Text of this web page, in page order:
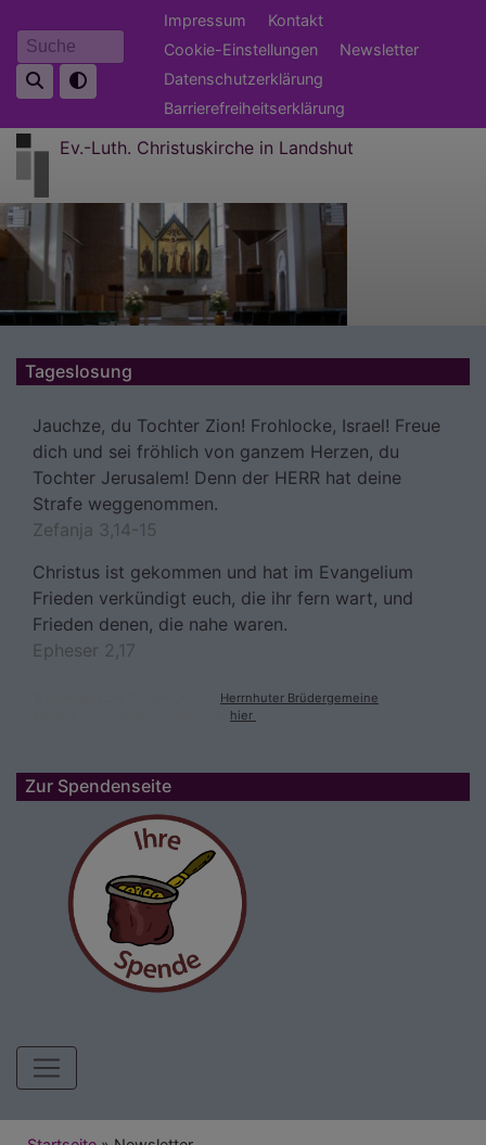
zum
Inhalt
Suche
Fußbereichsmenü
Impressum
Kontakt
Cookie-Einstellungen
Newsletter
Datenschutzerklärung
Barrierefreiheitserklärung
Ev.-Luth. Christuskirche in Landshut
Tageslosung
Jauchze, du Tochter Zion! Frohlocke, Israel! Freue
dich und sei fröhlich von ganzem Herzen, du
Tochter Jerusalem! Denn der HERR hat deine
Strafe weggenommen.
Zefanja 3,14-15
Christus ist gekommen und hat im Evangelium
Frieden verkündigt euch, die ihr fern wart, und
Frieden denen, die nahe waren.
Epheser 2,17
Herrnhuter Brüdergemeine
hier
Zur Spendenseite
Hauptnavigation